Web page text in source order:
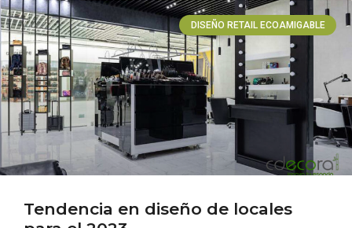
DISEÑO RETAIL ECOAMIGABLE
Tendencia en diseño de locales